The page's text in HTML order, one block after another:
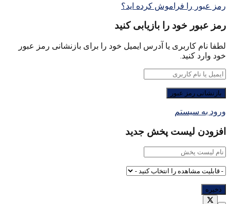
رمز عبور را فراموش کرده اید؟
رمز عبور خود را بازیابی کنید
لطفا نام کاربری یا آدرس ایمیل خود را برای بازنشانی رمز عبور
خود وارد کنید.
ورود به سیستم
افزودن لیست پخش جدید